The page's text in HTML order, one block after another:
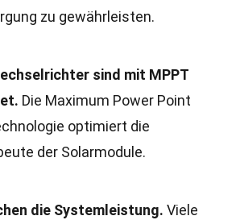
zu gewährleisten.
sind mit MPPT
Die Maximum Power Point
optimiert die
der Solarmodule.
die Systemleistung. Viele